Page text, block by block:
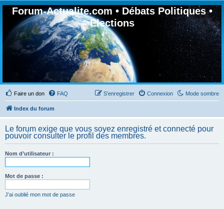
Forum-Actualite.com • Débats Politiques •
Elections
Faire un don Mode sombre
FAQ Connexion
S’enregistrer
Index du forum
Le forum exige que vous soyez enregistré et connecté pour
pouvoir consulter le profil des membres.
Nom d’utilisateur :
Mot de passe :
J’ai oublié mon mot de passe